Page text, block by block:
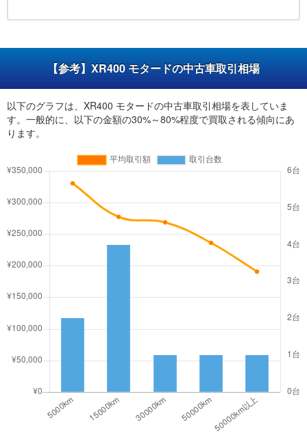
【参考】XR400 モタードの中古車取引相場
以下のグラフは、XR400 モタードの中古車取引相場を表していま
す。一般的に、以下の金額の30%～80%程度で買取される傾向にあ
ります。